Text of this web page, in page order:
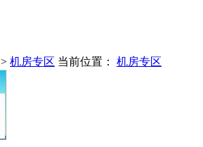
> 机房专区 当前位置： 机房专区